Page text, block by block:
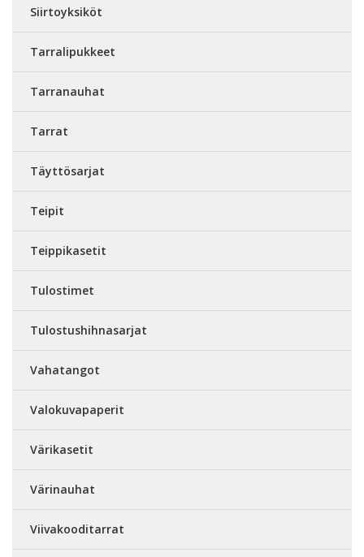
Siirtoyksiköt
Tarralipukkeet
Tarranauhat
Tarrat
Täyttösarjat
Teipit
Teippikasetit
Tulostimet
Tulostushihnasarjat
Vahatangot
Valokuvapaperit
Värikasetit
Värinauhat
Viivakooditarrat